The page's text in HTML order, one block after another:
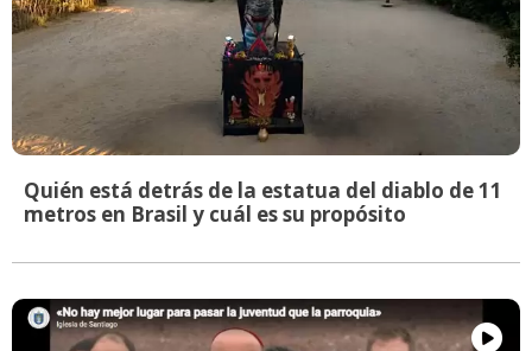
Quién está detrás de la estatua del diablo de 11
metros en Brasil y cuál es su propósito